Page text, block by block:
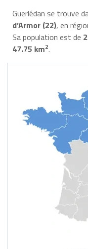
Guerlédan se trouve
d’Armor (22), en
Sa population est de
47.75 km2.